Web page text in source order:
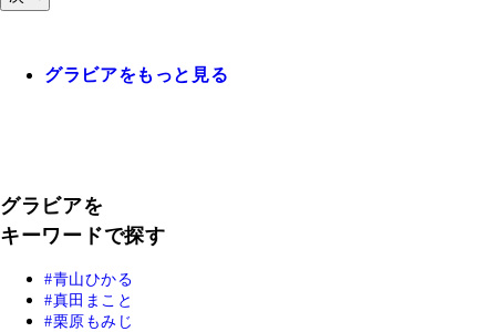
グラビアをもっと見る
グラビアを
キーワードで探す
青山ひかる
真田まこと
栗原もみじ